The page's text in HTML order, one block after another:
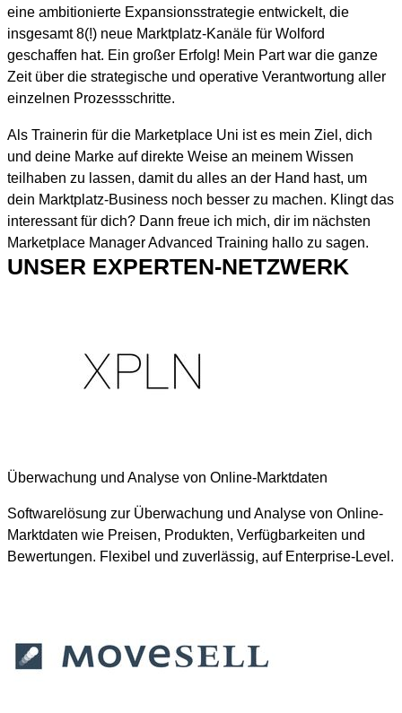
eine ambitionierte Expansionsstrategie entwickelt, die
insgesamt 8(!) neue Marktplatz-Kanäle für Wolford
geschaffen hat. Ein großer Erfolg! Mein Part war die ganze
Zeit über die strategische und operative Verantwortung aller
einzelnen Prozessschritte.
Als Trainerin für die Marketplace Uni ist es mein Ziel, dich
und deine Marke auf direkte Weise an meinem Wissen
teilhaben zu lassen, damit du alles an der Hand hast, um
dein Marktplatz-Business noch besser zu machen. Klingt das
interessant für dich? Dann freue ich mich, dir im nächsten
Marketplace Manager Advanced Training hallo zu sagen.
UNSER EXPERTEN-NETZWERK
Überwachung und Analyse von Online-Marktdaten
Softwarelösung zur Überwachung und Analyse von Online-
Marktdaten wie Preisen, Produkten, Verfügbarkeiten und
Bewertungen. Flexibel und zuverlässig, auf Enterprise-Level.